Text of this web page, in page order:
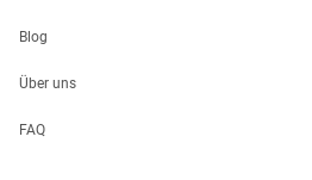
Blog
Über uns
FAQ